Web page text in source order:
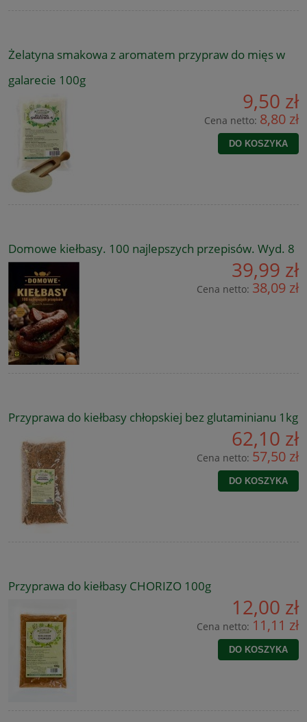
Żelatyna smakowa z aromatem przypraw do mięs w
galarecie 100g
9,50 zł
Cena netto: 8,80 zł
DO KOSZYKA
Domowe kiełbasy. 100 najlepszych przepisów. Wyd. 8
39,99 zł
Cena netto: 38,09 zł
Przyprawa do kiełbasy chłopskiej bez glutaminianu 1kg
62,10 zł
Cena netto: 57,50 zł
DO KOSZYKA
Przyprawa do kiełbasy CHORIZO 100g
12,00 zł
Cena netto: 11,11 zł
DO KOSZYKA